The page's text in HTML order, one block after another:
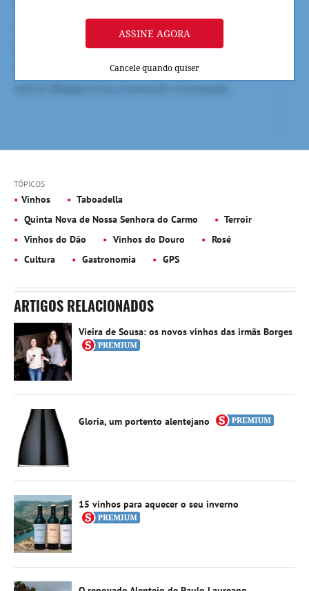
ASSINE AGORA
Cancele quando quiser
TÓPICOS
Vinhos
Taboadella
Quinta Nova de Nossa Senhora do Carmo
Terroir
Vinhos do Dão
Vinhos do Douro
Rosé
Cultura
Gastronomia GPS
ARTIGOS RELACIONADOS
Vieira de Sousa: os novos vinhos das irmãs Borges
Gloria, um portento alentejano
15 vinhos para aquecer o seu inverno